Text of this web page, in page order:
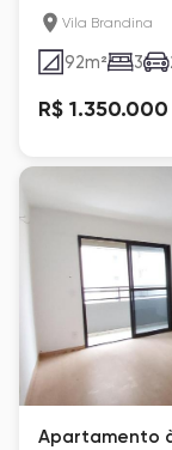
Vila Brandina
92m² 3
R$ 1.350.000
Apartamento